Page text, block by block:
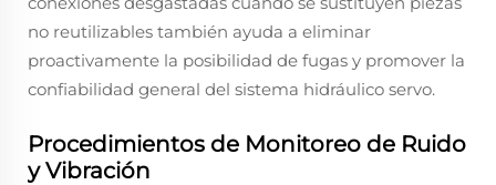
no reutilizables también ayuda a eliminar
proactivamente la posibilidad de fugas y promover la
confiabilidad general del sistema hidráulico servo.
Procedimientos de Monitoreo de Ruido
y Vibración